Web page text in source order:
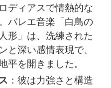
ディアスで情熱的な
バレエ音楽「白鳥の
形」は、洗練された
と深い感情表現で、
平を開きました。
：彼は力強さと構造